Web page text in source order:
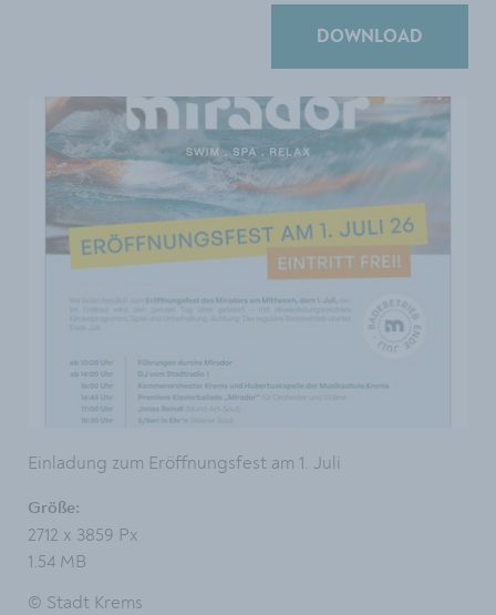
DOWNLOAD
Einladung zum Eröffnungsfest am 1. Juli
Größe:
2712 x 3859 Px
1.54 MB
© Stadt Krems